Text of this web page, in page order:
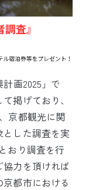
画2025」で
掲げており、
京都観光に関
した調査を実
おり調査を行
力を頂ければ
都市における